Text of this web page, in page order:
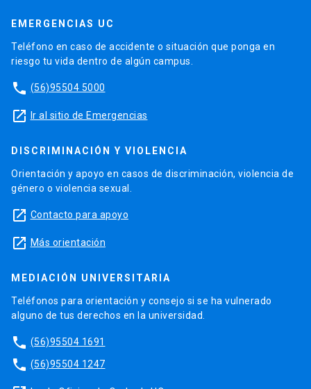
EMERGENCIAS UC
Teléfono en caso de accidente o situación que ponga en
riesgo tu vida dentro de algún campus.
phone (56)95504 5000
launch Ir al sitio de Emergencias
DISCRIMINACIÓN Y VIOLENCIA
Orientación y apoyo en casos de discriminación, violencia de
género o violencia sexual.
launch Contacto para apoyo
launch Más orientación
MEDIACIÓN UNIVERSITARIA
Teléfonos para orientación y consejo si se ha vulnerado
alguno de tus derechos en la universidad.
phone (56)95504 1691
phone (56)95504 1247